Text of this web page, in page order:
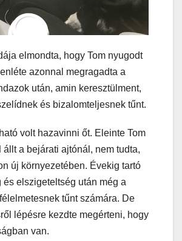
elmondta, hogy Tom nyugodt
azonnal megragadta a
után, amin keresztülment,
és bizalomteljesnek tűnt.
volt hazavinni őt. Eleinte Tom
állt a bejárati ajtónál, nem tudta,
új környezetében. Évekig tartó
és elszigeteltség után még a
tűnt számára. De
lépésre kezdte megérteni, hogy
van.